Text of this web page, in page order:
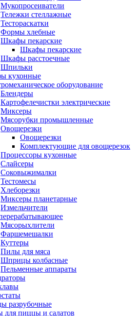
Мукопросеиватели
Тележки стеллажные
Тестораскатки
Формы хлебные
Шкафы пекарские
Шкафы пекарские
Шкафы расстоечные
Шпильки
кухонные
оборудование
Блендеры
Картофелечистки электрические
Миксеры
Мясорубки промышленные
Овощерезки
Овощерезки
Комплектующие для овощерезок
Процессоры кухонные
Слайсеры
Соковыжималки
Тестомесы
Хлеборезки
Миксеры планетарные
Измельчители
Мясорыхлители
Фаршемешалки
Куттеры
Пилы для мяса
Шприцы колбасные
Пельменные аппараты
разрубочные
для пиццы и салатов